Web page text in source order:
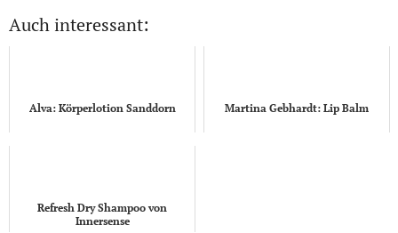
Auch interessant:
Alva: Körperlotion Sanddorn Martina Gebhardt: Lip Balm
Refresh Dry Shampoo von
Innersense